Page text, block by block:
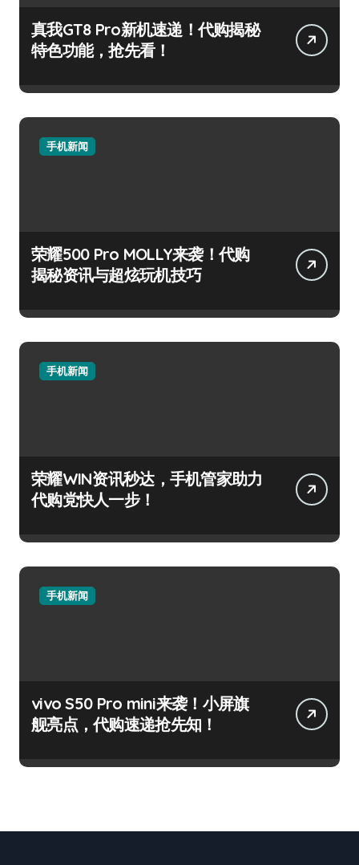
真我GT8 Pro新机速递！代购揭秘
特色功能，抢先看！
手机新闻
荣耀500 Pro MOLLY来袭！代购
揭秘资讯与超炫玩机技巧
手机新闻
荣耀WIN资讯秒达，手机管家助力
代购党快人一步！
手机新闻
vivo S50 Pro mini来袭！小屏旗
舰亮点，代购速递抢先知！